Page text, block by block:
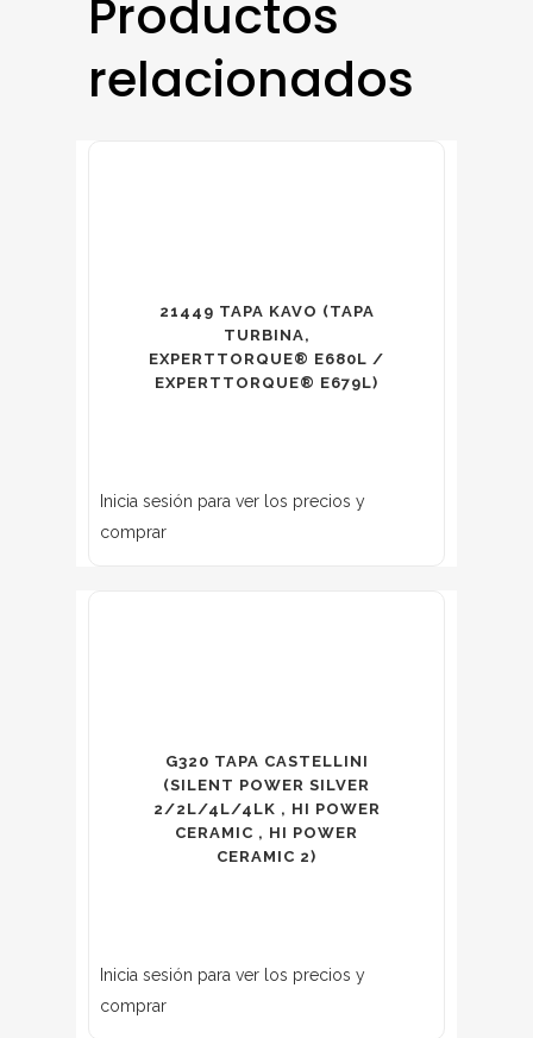
Productos
relacionados
21449 TAPA KAVO (TAPA
TURBINA,
EXPERTTORQUE® E680L /
EXPERTTORQUE® E679L)
Inicia sesión para ver los precios y
comprar
G320 TAPA CASTELLINI
(SILENT POWER SILVER
2/2L/4L/4LK , HI POWER
CERAMIC , HI POWER
CERAMIC 2)
Inicia sesión para ver los precios y
comprar